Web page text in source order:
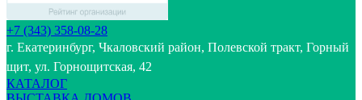
+7 (343) 358-08-28
г. Екатеринбург, Чкаловский район, Полевской тракт, Горный
щит, ул. Горнощитская, 42
КАТАЛОГ